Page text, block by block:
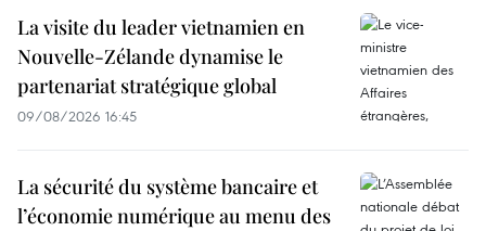
La visite du leader vietnamien en
Nouvelle-Zélande dynamise le
partenariat stratégique global
09/08/2026 16:45
La sécurité du système bancaire et
l’économie numérique au menu des